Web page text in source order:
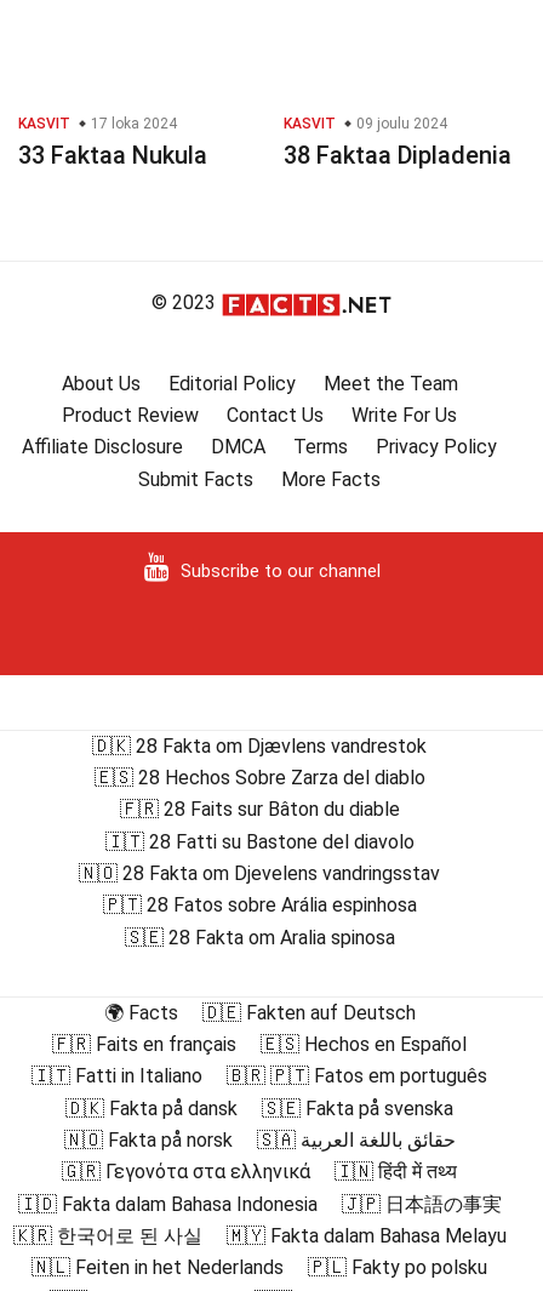
KASVIT 17 loka 2024
33 Faktaa Nukula
KASVIT 09 joulu 2024
38 Faktaa Dipladenia
© 2023
About Us Editorial Policy
Meet the Team
Product Review
Contact Us
Write For Us
Affiliate Disclosure
DMCA Terms
Privacy Policy
Submit Facts
More Facts
Subscribe to our channel
🇩🇰 28 Fakta om Djævlens vandrestok
🇪🇸 28 Hechos Sobre Zarza del diablo
🇫🇷 28 Faits sur Bâton du diable
🇮🇹 28 Fatti su Bastone del diavolo
🇳🇴 28 Fakta om Djevelens vandringsstav
🇵🇹 28 Fatos sobre Arália espinhosa
🇸🇪 28 Fakta om Aralia spinosa
🌍 Facts
🇩🇪 Fakten auf Deutsch
🇫🇷 Faits en français
🇪🇸 Hechos en Español
🇮🇹 Fatti in Italiano
🇧🇷 🇵🇹 Fatos em português
🇩🇰 Fakta på dansk
🇸🇪 Fakta på svenska
🇳🇴 Fakta på norsk
🇸🇦 حقائق باللغة العربية
🇬🇷 Γεγονότα στα ελληνικά
🇮🇳 हिंदी में तथ्य
🇮🇩 Fakta dalam Bahasa Indonesia
🇯🇵 日本語の事実
🇰🇷 한국어로 된 사실
🇲🇾 Fakta dalam Bahasa Melayu
🇳🇱 Feiten in het Nederlands
🇵🇱 Fakty po polsku